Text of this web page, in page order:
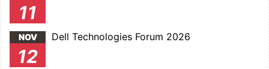
11
NOV
12
Dell Technologies Forum 2026